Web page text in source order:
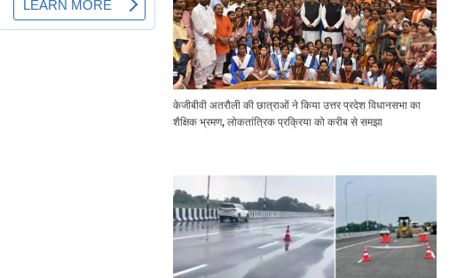
केजीबीवी अतरौली की छात्राओं ने किया उत्तर प्रदेश विधानसभा का
शैक्षिक भ्रमण, लोकतांत्रिक प्रक्रिया को करीब से समझा